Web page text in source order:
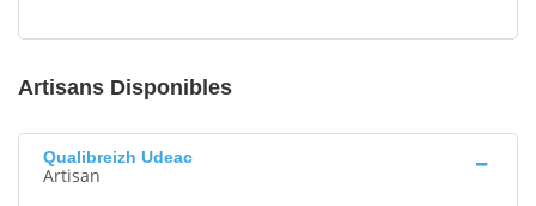
Artisans Disponibles
Qualibreizh Udeac
Artisan